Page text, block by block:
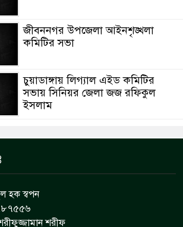
জীবননগর উপজেলা আইনশৃঙ্খলা
কমিটির সভা
চুয়াডাঙ্গায় লিগ্যাল এইড কমিটির
সভায় সিনিয়র জেলা জজ রফিকুল
ইসলাম
হক স্বপন
শরীফ